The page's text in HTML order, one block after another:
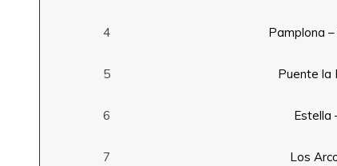
4 Pamplona
5 Puente la
6 Estella
7 Los